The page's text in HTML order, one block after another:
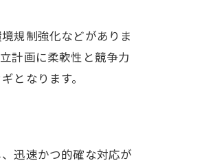
規制強化などがありま
計画に柔軟性と競争力
となります。
迅速かつ的確な対応が